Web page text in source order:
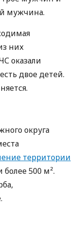
мужчина.
них
оказали
двое детей.
округа
территории
500 м².